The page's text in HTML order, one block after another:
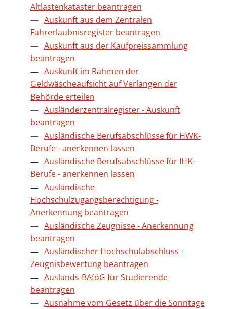
Altlastenkataster beantragen
Auskunft aus dem Zentralen
Fahrerlaubnisregister beantragen
Auskunft aus der Kaufpreissammlung
beantragen
Auskunft im Rahmen der
Geldwäscheaufsicht auf Verlangen der
Behörde erteilen
Ausländerzentralregister - Auskunft
beantragen
Ausländische Berufsabschlüsse für HWK-
Berufe - anerkennen lassen
Ausländische Berufsabschlüsse für IHK-
Berufe - anerkennen lassen
Ausländische
Hochschulzugangsberechtigung -
Anerkennung beantragen
Ausländische Zeugnisse - Anerkennung
beantragen
Ausländischer Hochschulabschluss -
Zeugnisbewertung beantragen
Auslands-BAföG für Studierende
beantragen
Ausnahme vom Gesetz über die Sonntage